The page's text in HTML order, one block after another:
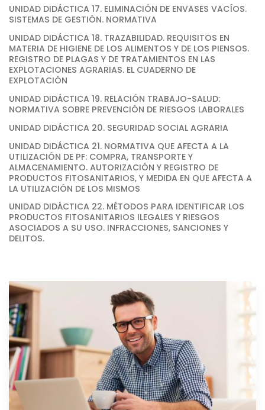
UNIDAD DIDÁCTICA 17. ELIMINACIÓN DE ENVASES VACÍOS.
SISTEMAS DE GESTIÓN. NORMATIVA
UNIDAD DIDÁCTICA 18. TRAZABILIDAD. REQUISITOS EN
MATERIA DE HIGIENE DE LOS ALIMENTOS Y DE LOS PIENSOS.
REGISTRO DE PLAGAS Y DE TRATAMIENTOS EN LAS
EXPLOTACIONES AGRARIAS. EL CUADERNO DE
EXPLOTACIÓN
UNIDAD DIDÁCTICA 19. RELACIÓN TRABAJO-SALUD:
NORMATIVA SOBRE PREVENCIÓN DE RIESGOS LABORALES
UNIDAD DIDÁCTICA 20. SEGURIDAD SOCIAL AGRARIA
UNIDAD DIDÁCTICA 21. NORMATIVA QUE AFECTA A LA
UTILIZACIÓN DE PF: COMPRA, TRANSPORTE Y
ALMACENAMIENTO. AUTORIZACIÓN Y REGISTRO DE
PRODUCTOS FITOSANITARIOS, Y MEDIDA EN QUE AFECTA A
LA UTILIZACIÓN DE LOS MISMOS
UNIDAD DIDÁCTICA 22. MÉTODOS PARA IDENTIFICAR LOS
PRODUCTOS FITOSANITARIOS ILEGALES Y RIESGOS
ASOCIADOS A SU USO. INFRACCIONES, SANCIONES Y
DELITOS.